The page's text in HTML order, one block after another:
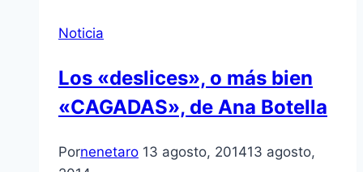
Noticia
Los «deslices», o más bien
«CAGADAS», de Ana Botella
Pornenetaro 13 agosto, 201413 agosto,